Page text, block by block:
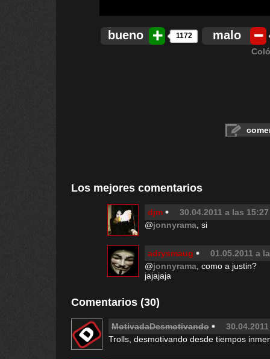
bueno 1172 malo
Los mejores comentarios
djm
30.04.2011 a las 15:27
@jonnyrama , si
adrysmaug
01.05.2011 a
@jonnyrama , como a justin?
jajajaja
Comentarios (30)
MotivadaDesmotivando
Trolls, desmotivando desde tiempos